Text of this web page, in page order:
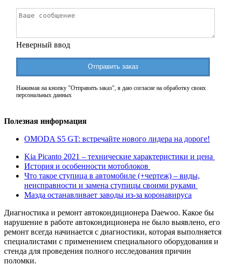
Неверный ввод
Отправить заказ
Нажимая на кнопку "Отправить заказ", я даю согласие на обработку своих
персональных данных
Полезная информация
OMODA S5 GT: встречайте нового лидера на дороге!
Kia Picanto 2021 – технические характеристики и цена
История и особенности мотоблоков
Что такое ступица в автомобиле (+чертеж) – виды,
неисправности и замена ступицы своими руками
Мазда останавливает заводы из-за коронавируса
Диагностика и ремонт автокондиционера Daewoo. Какое бы
нарушение в работе автокондиционера не было выявлено, его
ремонт всегда начинается с диагностики, которая выполняется
специалистами с применением специального оборудования и
стенда для проведения полного исследования причин
поломки.